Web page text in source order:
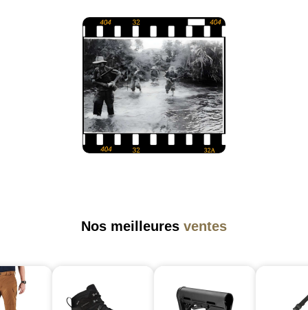
Nos meilleures ventes